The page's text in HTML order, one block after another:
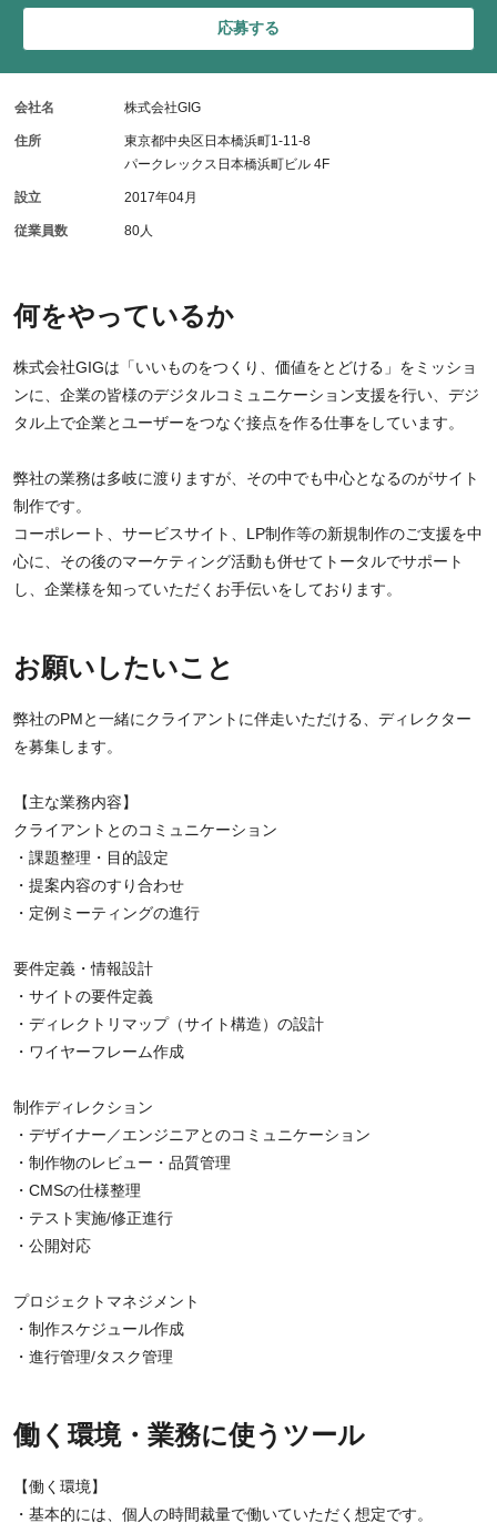
何をやっているか
株式会社GIGは「いいものをつくり、価値をとどける」をミッショ
ンに、企業の皆様のデジタルコミュニケーション支援を行い、デジ
タル上で企業とユーザーをつなぐ接点を作る仕事をしています。
弊社の業務は多岐に渡りますが、その中でも中心となるのがサイト
制作です。
コーポレート、サービスサイト、LP制作等の新規制作のご支援を中
心に、その後のマーケティング活動も併せてトータルでサポート
し、企業様を知っていただくお手伝いをしております。
お願いしたいこと
弊社のPMと一緒にクライアントに伴走いただける、ディレクター
を募集します。
【主な業務内容】
クライアントとのコミュニケーション
・課題整理・目的設定
・提案内容のすり合わせ
・定例ミーティングの進行
要件定義・情報設計
・サイトの要件定義
・ディレクトリマップ（サイト構造）の設計
・ワイヤーフレーム作成
制作ディレクション
・デザイナー／エンジニアとのコミュニケーション
・制作物のレビュー・品質管理
・CMSの仕様整理
・テスト実施/修正進行
・公開対応
プロジェクトマネジメント
・制作スケジュール作成
・進行管理/タスク管理
働く環境・業務に使うツール
【働く環境】
・基本的には、個人の時間裁量で働いていただく想定です。
応募する
会社名 株式会社GIG
住所
東京都中央区日本橋浜町1-11-8
パークレックス日本橋浜町ビル 4F
設立 2017年04月
従業員数 80人